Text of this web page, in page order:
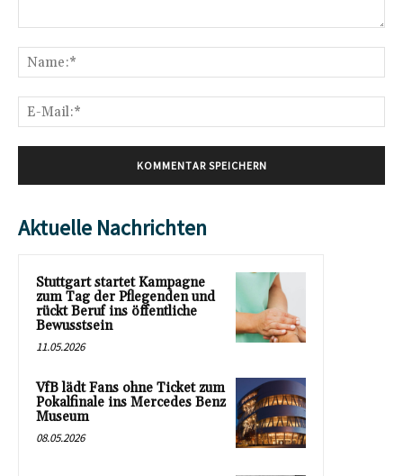
Aktuelle Nachrichten
Stuttgart startet Kampagne
zum Tag der Pflegenden und
rückt Beruf ins öffentliche
Bewusstsein
11.05.2026
VfB lädt Fans ohne Ticket zum
Pokalfinale ins Mercedes Benz
Museum
08.05.2026